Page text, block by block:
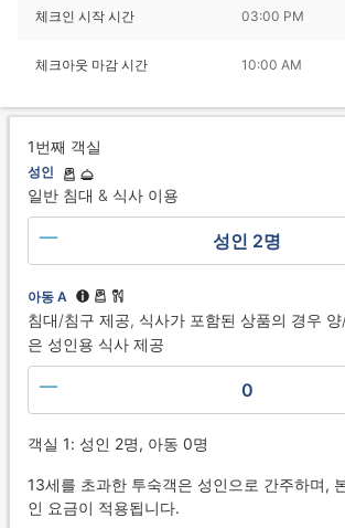
체크인 시작 시간 03:00 PM
체크아웃 마감 시간 10:00 AM
1번째 객실
성인
일반 침대 & 식사 이용
성인 2명
아동 A
침대/침구 제공, 식사가 포함된 상품의 경우
은 성인용 식사 제공
0
객실 1: 성인 2명, 아동 0명
13세를 초과한 투숙객은 성인으로 간주하며,
인 요금이 적용됩니다.